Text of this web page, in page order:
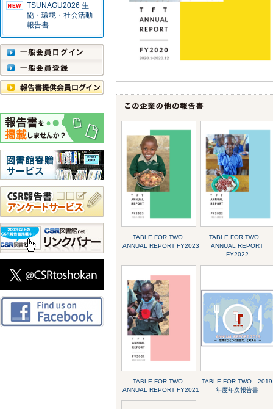
TSUNAGU2026 生
協・環境・社会活動
報告書
TABLE FOR TWO
ANNUAL REPORT FY2023
TABLE FOR TWO
ANNUAL REPORT
FY2022
TABLE FOR TWO
ANNUAL REPORT FY2021
TABLE FOR TWO 2019
年度年次報告書